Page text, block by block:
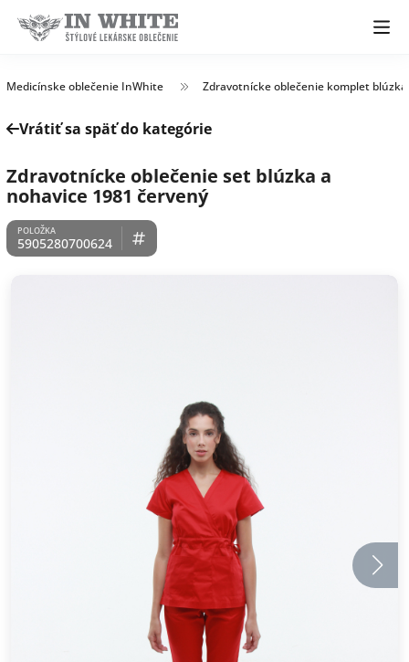
Medicínske oblečenie InWhite Zdravotnícke oblečenie komplet
Vrátiť sa späť do kategórie
Zdravotnícke oblečenie set blúzka a
nohavice 1981 červený
5905280700624